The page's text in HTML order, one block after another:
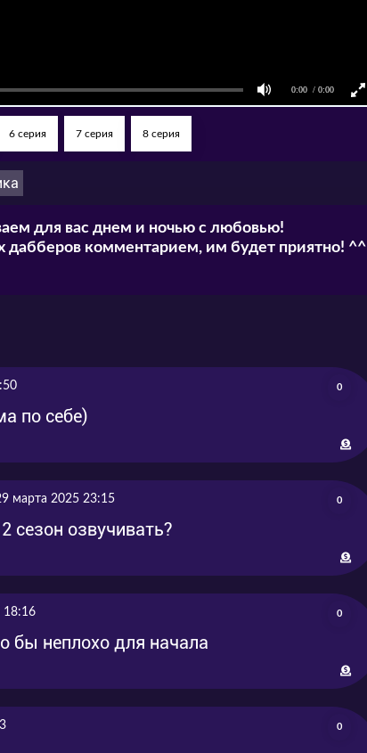
6 серия 7 серия 8 серия
для вас днем и ночью с любовью!
дабберов комментарием, им будет приятно! ^^
0
по себе)
марта 2025 23:15 0
сезон озвучивать?
18:16 0
бы неплохо для начала
0